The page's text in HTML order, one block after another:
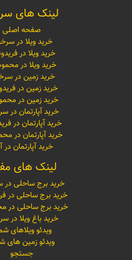
لینک های
صفحه اصلی
خرید ویلا در
خرید ویلا در
خرید ویلا در
خرید زمین در
خرید زمین در
خرید زمین در
خرید آپارتمان در
خرید آپارتمان در
خرید آپارتمان در
خرید آپارتمان
لینک های
خرید برج ساحلی در
خرید برج ساحلی در
خرید برج ساحلی در
خرید باغ ویلا در
ویدئو ویلاهای
ویدئو زمین های
جستجو